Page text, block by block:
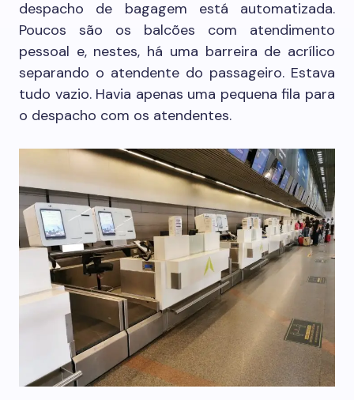
despacho de bagagem está automatizada.
Poucos são os balcões com atendimento
pessoal e, nestes, há uma barreira de acrílico
separando o atendente do passageiro. Estava
tudo vazio. Havia apenas uma pequena fila para
o despacho com os atendentes.